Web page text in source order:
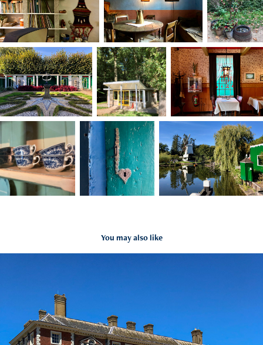
You may also like